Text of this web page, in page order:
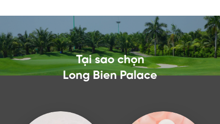
Tại sao chọn
Long Bien Palace